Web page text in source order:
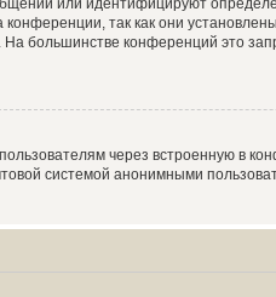
или идентифицируют
так как они
большинстве конференций это
через встроенную в
системой анонимными